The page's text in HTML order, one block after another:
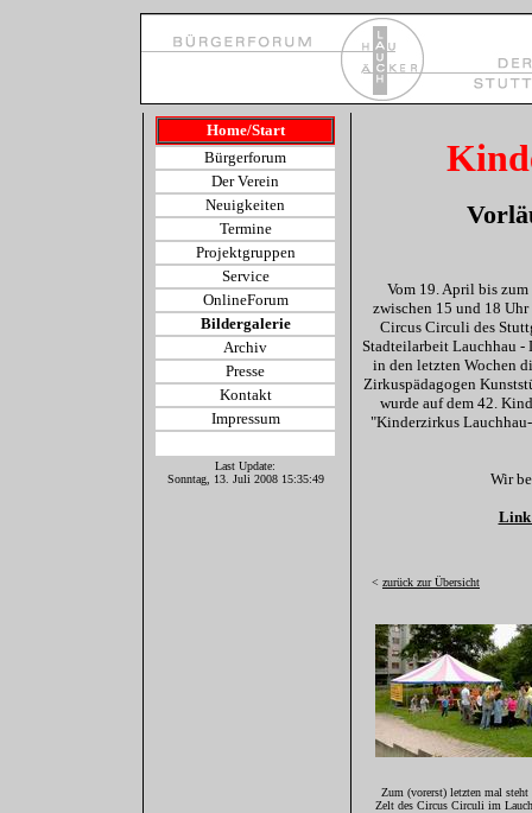
Home/Start
Bürgerforum
Der Verein
Neuigkeiten
Termine
Projektgruppen
Service
OnlineForum
Bildergalerie
Archiv
Presse
Kontakt
Impressum
Last Update:
Sonntag, 13. Juli 2008 15:35:49
Vom 19. April bis
zwischen 15 und 18
Circus Circuli des
Stadteilarbeit Lauchhau -
in den letzten Wochen
Zirkuspädagogen
wurde auf dem 42.
"Kinderzirkus
Wir
Link
< zurück zur Übersicht
Zum (vorerst) letzten mal steht
Zelt des Circus Circuli im